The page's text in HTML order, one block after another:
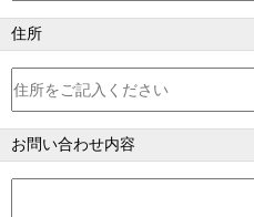
住所
お問い合わせ内容